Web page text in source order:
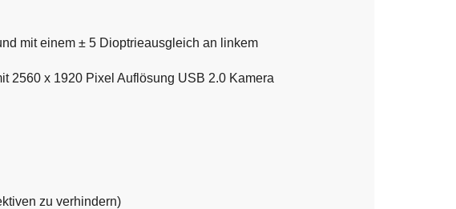
mit einem ± 5 Dioptrieausgleich an linkem
2560 x 1920 Pixel Auflösung USB 2.0 Kamera
zu verhindern)